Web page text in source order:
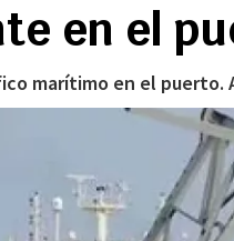
en el
marítimo en el puerto.